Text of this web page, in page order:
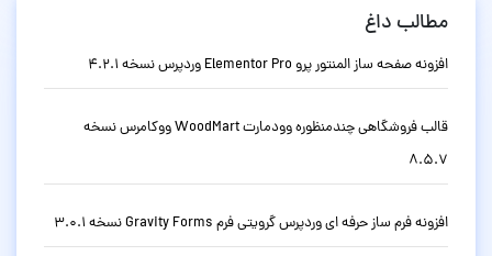
مطالب داغ
افزونه صفحه ساز المنتور پرو Elementor Pro وردپرس نسخه 4.2.1
قالب فروشگاهی چندمنظوره وودمارت WoodMart ووکامرس نسخه
8.5.7
افزونه فرم ساز حرفه ای وردپرس گرویتی فرم Gravity Forms نسخه 3.0.1